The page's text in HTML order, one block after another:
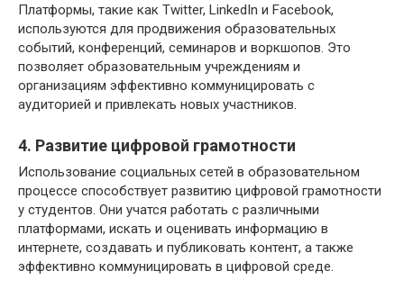
Платформы, такие как Twitter, LinkedIn и Facebook,
используются для продвижения образовательных
событий, конференций, семинаров и воркшопов. Это
позволяет образовательным учреждениям и
организациям эффективно коммуницировать с
аудиторией и привлекать новых участников.
4. Развитие цифровой грамотности
Использование социальных сетей в образовательном
процессе способствует развитию цифровой грамотности
у студентов. Они учатся работать с различными
платформами, искать и оценивать информацию в
интернете, создавать и публиковать контент, а также
эффективно коммуницировать в цифровой среде.